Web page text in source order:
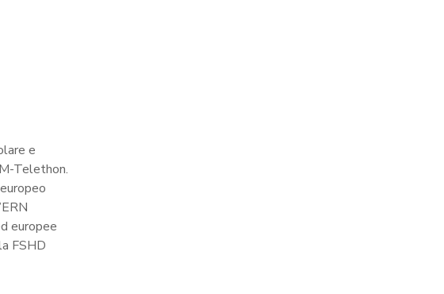
e
Telethon.
europee
FSHD